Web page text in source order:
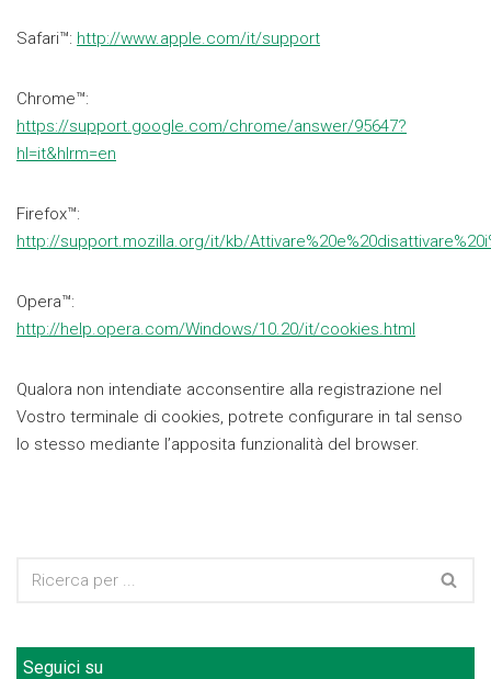
Safari™: http://www.apple.com/it/support
Chrome™:
https://support.google.com/chrome/answer/95647?
hl=it&hlrm=en
Firefox™:
http://support.mozilla.org/it/kb/
Opera™:
http://help.opera.com/Windows/10.20/it/cookies.html
Qualora non intendiate acconsentire alla registrazione nel
Vostro terminale di cookies, potrete configurare in tal senso
lo stesso mediante l’apposita funzionalità del browser.
Seguici su